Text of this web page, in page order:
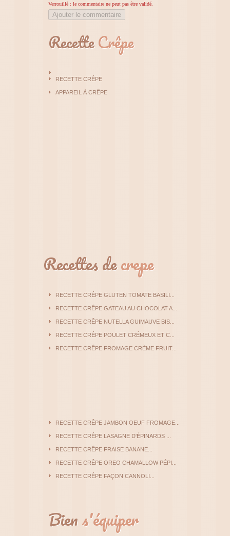
Verrouillé : le commentaire ne peut pas être validé.
Ajouter le commentaire
RecetteCrêpe
RECETTE CRÊPE
APPAREIL À CRÊPE
Recettes decrepe
RECETTE CRÊPE GLUTEN TOMATE BASILI...
RECETTE CRÊPE GATEAU AU CHOCOLAT A...
RECETTE CRÊPE NUTELLA GUIMAUVE BIS...
RECETTE CRÊPE POULET CRÉMEUX ET C...
RECETTE CRÊPE FROMAGE CRÈME FRUIT...
RECETTE CRÊPE JAMBON OEUF FROMAGE...
RECETTE CRÊPE LASAGNE D'ÉPINARDS ...
RECETTE CRÊPE FRAISE BANANE...
RECETTE CRÊPE OREO CHAMALLOW PÉPI...
RECETTE CRÊPE FAÇON CANNOLI...
Biens'équiper